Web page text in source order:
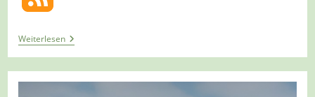
WeiterlesenTour
765
–
Rund
Um